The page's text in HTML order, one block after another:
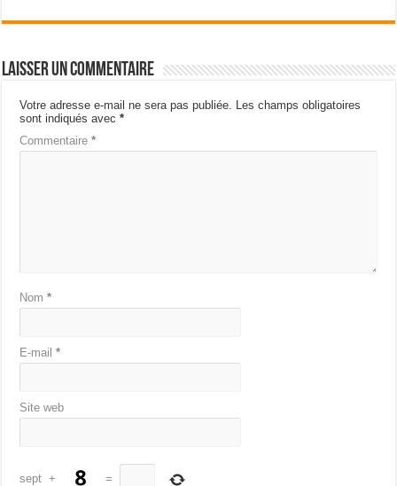
Laisser un commentaire
Votre adresse e-mail ne sera pas publiée. Les champs obligatoires
sont indiqués avec*
Commentaire*
Nom*
E-mail*
Site web
sept + =